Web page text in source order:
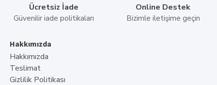
Ücretsiz İade
Güvenilir iade politikaları
Online Destek
Bizimle iletişime geçin
Hakkımızda
Hakkımızda
Teslimat
Gizlilik Politikası